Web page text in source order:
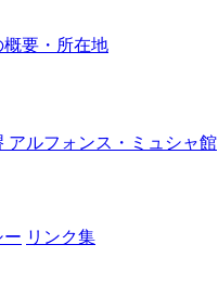
概要・所在地
アルフォンス・ミュシャ館
ー リンク集